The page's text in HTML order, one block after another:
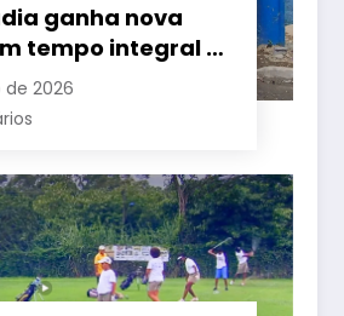
ganha nova
tempo integral e
de lazer em
2026